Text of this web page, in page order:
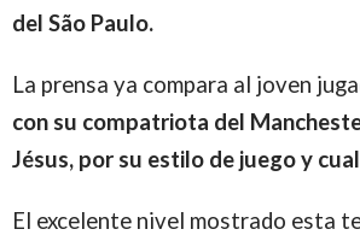
del São Paulo.
La prensa ya compara al joven
con su compatriota del
Jésus, por su estilo de juego y
El excelente nivel mostrado esta